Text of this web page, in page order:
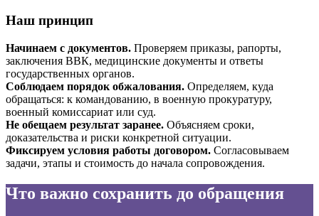
Наш принцип
Начинаем с документов. Проверяем приказы, рапорты,
заключения ВВК, медицинские документы и ответы
государственных органов.
Соблюдаем порядок обжалования. Определяем, куда
обращаться: к командованию, в военную прокуратуру,
военный комиссариат или суд.
Не обещаем результат заранее. Объясняем сроки,
доказательства и риски конкретной ситуации.
Фиксируем условия работы договором. Согласовываем
задачи, этапы и стоимость до начала сопровождения.
Что важно сохранить до обращения